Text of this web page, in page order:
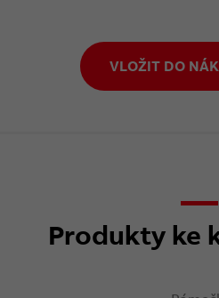
VLOŽIT DO
Produkty ke